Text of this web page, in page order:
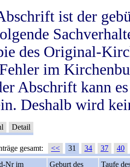
ist der
des Original-
im
Abschrift kann
Deshalb wird
Detail
gesamt: << 31 34 37
40
Nr im
Geburt des
Taufe